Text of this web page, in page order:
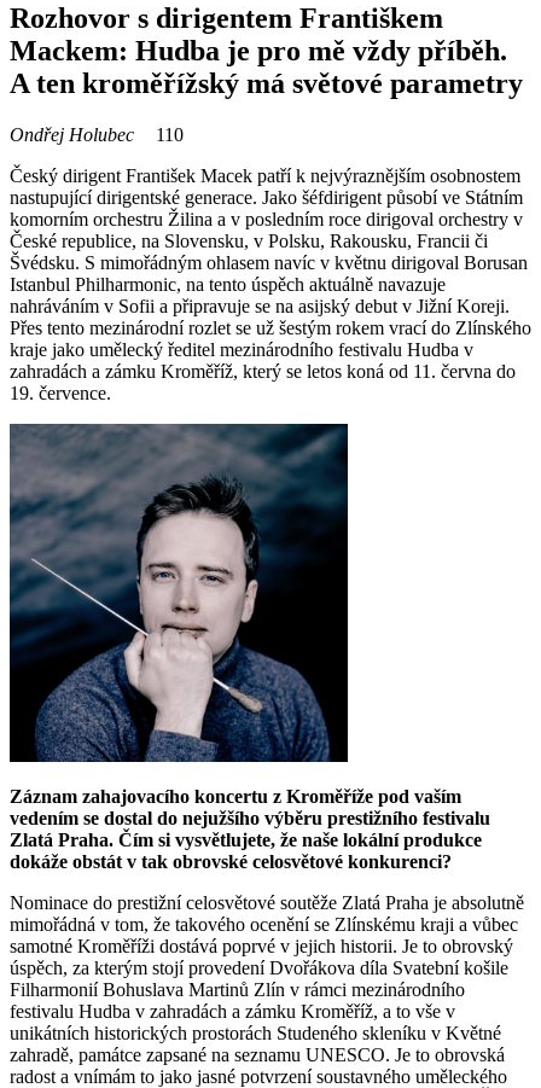
Rozhovor s dirigentem Františkem
Mackem: Hudba je pro mě vždy příběh.
A ten kroměřížský má světové parametry
Ondřej Holubec
110
Český dirigent František Macek patří k nejvýraznějším osobnostem
nastupující dirigentské generace. Jako šéfdirigent působí ve Státním
komorním orchestru Žilina a v posledním roce dirigoval orchestry v
České republice, na Slovensku, v Polsku, Rakousku, Francii či
Švédsku. S mimořádným ohlasem navíc v květnu dirigoval Borusan
Istanbul Philharmonic, na tento úspěch aktuálně navazuje
nahráváním v Sofii a připravuje se na asijský debut v Jižní Koreji.
Přes tento mezinárodní rozlet se už šestým rokem vrací do Zlínského
kraje jako umělecký ředitel mezinárodního festivalu Hudba v
zahradách a zámku Kroměříž, který se letos koná od 11. června do
19. července.
Záznam zahajovacího koncertu z Kroměříže pod vaším
vedením se dostal do nejužšího výběru prestižního festivalu
Zlatá Praha. Čím si vysvětlujete, že naše lokální produkce
dokáže obstát v tak obrovské celosvětové konkurenci?
Nominace do prestižní celosvětové soutěže Zlatá Praha je absolutně
mimořádná v tom, že takového ocenění se Zlínskému kraji a vůbec
samotné Kroměříži dostává poprvé v jejich historii. Je to obrovský
úspěch, za kterým stojí provedení Dvořákova díla Svatební košile
Filharmonií Bohuslava Martinů Zlín v rámci mezinárodního
festivalu Hudba v zahradách a zámku Kroměříž, a to vše v
unikátních historických prostorách Studeného skleníku v Květné
zahradě, památce zapsané na seznamu UNESCO. Je to obrovská
radost a vnímám to jako jasné potvrzení soustavného uměleckého